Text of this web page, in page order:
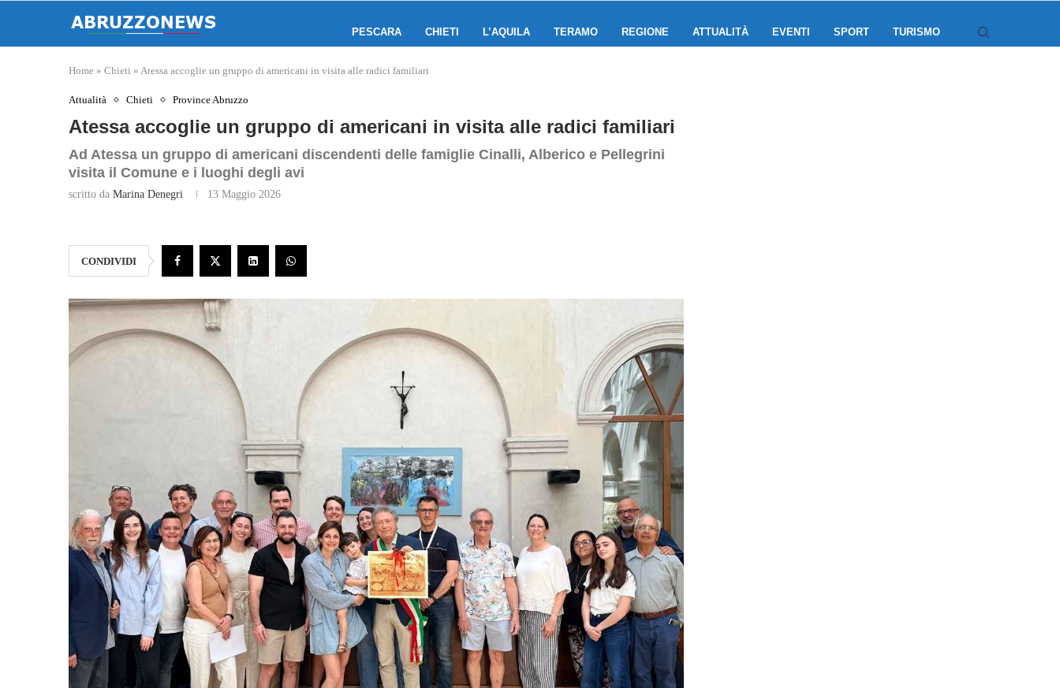
PESCARA CHIETI L’AQUILA TERAMO REGIONE ATTUALITÀ EVENTI SPORT TURISMO
Home » Chieti » Atessa accoglie un gruppo di americani in visita alle radici familiari
Attualità Chieti Province Abruzzo
Atessa accoglie un gruppo di americani in visita alle radici familiari
Ad Atessa un gruppo di americani discendenti delle famiglie Cinalli, Alberico e Pellegrini
visita il Comune e i luoghi degli avi
scritto da Marina Denegri 13 Maggio 2026
CONDIVIDI